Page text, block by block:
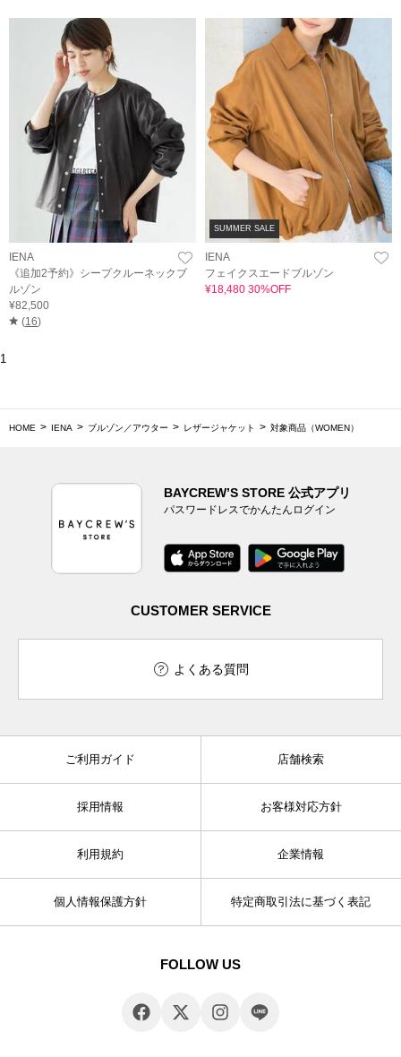
IENA
《追加2予約》シープクルーネックブ
ルゾン
¥82,500
(16)
SUMMER SALE
IENA
フェイクスエードブルゾン
¥18,480 30%OFF
1
HOME IENA ブルゾン／アウター レザージャケット 対象商品（WOMEN）
BAYCREW’S STORE 公式アプリ
パスワードレスでかんたんログイン
CUSTOMER SERVICE
よくある質問
ご利用ガイド 店舗検索
採用情報 お客様対応方針
利用規約 企業情報
個人情報保護方針 特定商取引法に基づく表記
FOLLOW US